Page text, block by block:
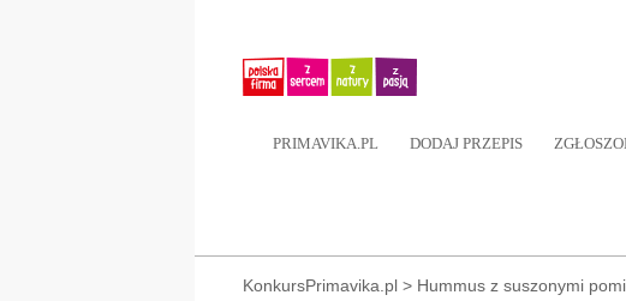
PRIMAVIKA.PL DODAJ PRZEPIS
KonkursPrimavika.pl > Hummus z suszonymi